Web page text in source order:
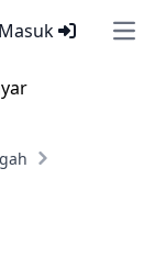
Masuk